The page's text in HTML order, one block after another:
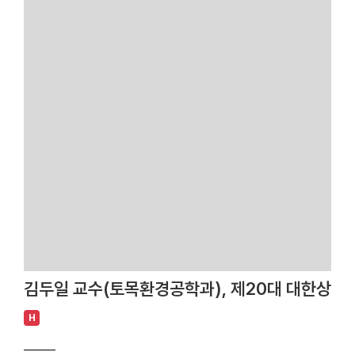
김두일 교수(토목환경공학과), 제20대 대한상하
H